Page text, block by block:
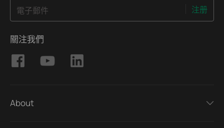
電子郵件 注册
關注我們
About